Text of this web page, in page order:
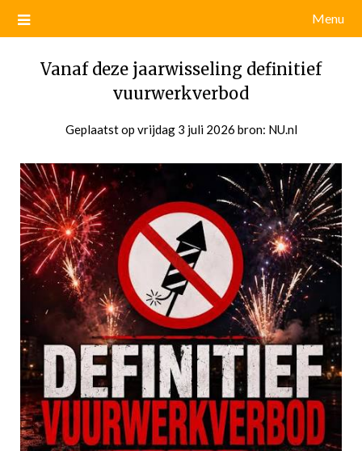
Menu
Vanaf deze jaarwisseling definitief
vuurwerkverbod
Geplaatst op vrijdag 3 juli 2026 door
bron: NU.nl